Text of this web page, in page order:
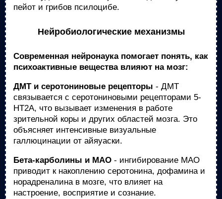
пейот и грибов псилоцибе.
Нейробиологические механизмы
Современная нейронаука помогает понять, как
психоактивные вещества влияют на мозг:
ДМТ и серотониновые рецепторы - ДМТ
связывается с серотониновыми рецепторами 5-
HT2A, что вызывает изменения в работе
зрительной коры и других областей мозга. Это
объясняет интенсивные визуальные
галлюцинации от айяуаски.
Бета-карболины и МАО - ингибирование МАО
приводит к накоплению серотонина, дофамина и
норадреналина в мозге, что влияет на
настроение, восприятие и сознание.